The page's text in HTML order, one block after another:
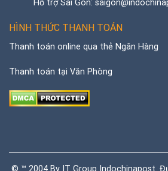
Hỗ trợ Sài Gòn:
HÌNH THỨC THANH TOÁN
Thanh toán online qua thẻ Ngân Hàng
Thanh toán tại Văn Phòng
© ™ 2004 By IT Group Indochinapost.